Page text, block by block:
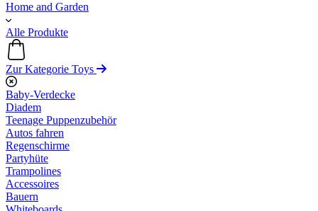
Home and Garden
Alle Produkte
Zur Kategorie Toys
Baby-Verdecke
Diadem
Teenage Puppenzubehör
Autos fahren
Regenschirme
Partyhüte
Trampolines
Accessoires
Bauern